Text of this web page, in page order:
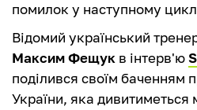
помилок у наступному
Відомий український
Максим Фещук в інтерв'ю
поділився своїм баченням
України, яка дивитиметься